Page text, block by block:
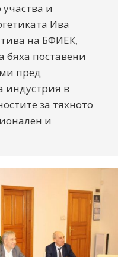
и
Ива
на БФИЕК,
бяха поставени
пред
индустрия в
за тяхното
и